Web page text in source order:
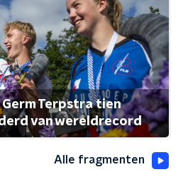
Terpstra tien
van wereldrecord
Alle fragmenten